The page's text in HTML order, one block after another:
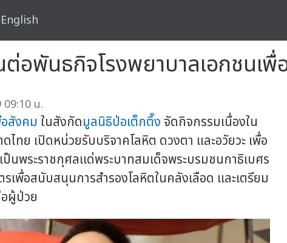
English
อพันธกิจโรงพยาบาลเอกชนเพื่
น.
สังคม ในสังกัดมูลนิธิป่อเต็กตึ๊งจัดกิจกรรมเนื่องใน
ทย เปิดหน่วยรับบริจาคโลหิต ดวงตา และอวัยวะ เพื่อ
นพระราชกุศลแด่พระบาทสมเด็จพระบรมชนกาธิเบศร
พื่อสนับสนุนการสำรองโลหิตในคลังเลือด และเตรียม
ผู้ป่วย